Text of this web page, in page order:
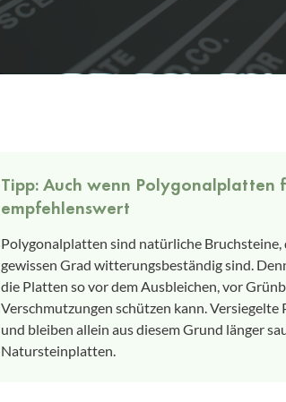
Tipp: Auch wenn Polygonalplatten
empfehlenswert
Polygonalplatten sind natürliche Bruchsteine,
gewissen Grad witterungsbeständig sind.
die Platten so vor dem Ausbleichen, vor
Verschmutzungen schützen kann.
und bleiben allein aus diesem Grund länger
Natursteinplatten.